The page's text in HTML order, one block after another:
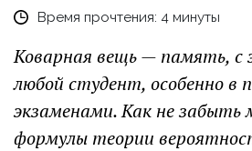
Время прочтения: 4 минуты
Коварная вещь — память, с
любой студент, особенно в
экзаменами. Как не забыть
формулы теории